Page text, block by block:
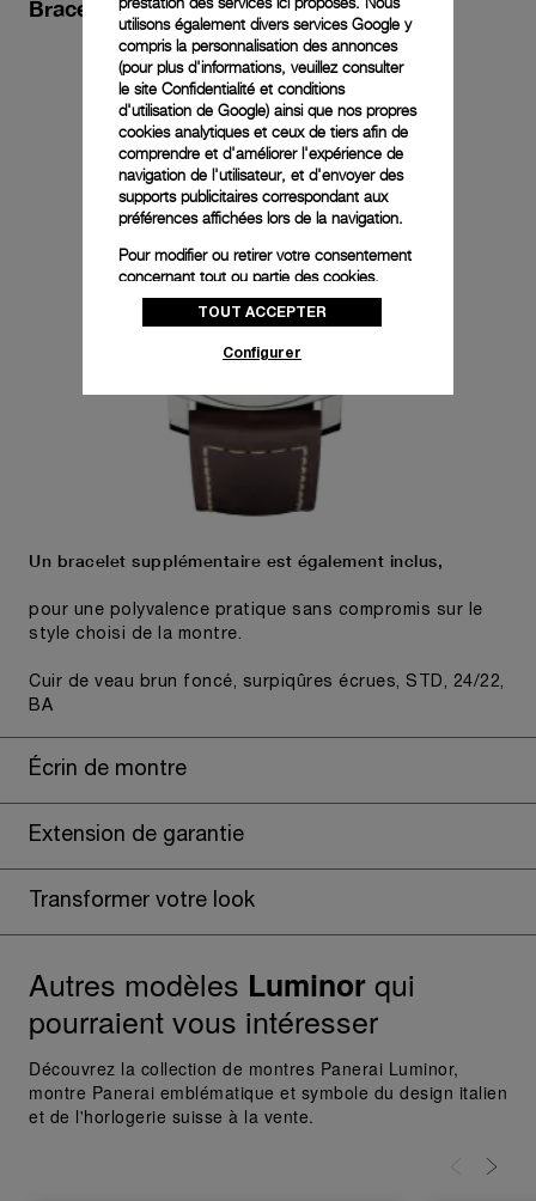
Bracelet supplémentaire inclus
Un bracelet supplémentaire est également inclus,
pour une polyvalence pratique sans compromis sur le
style choisi de la montre.
Cuir de veau brun foncé, surpiqûres écrues, STD, 24/22,
BA
Écrin de montre
Extension de garantie
Transformer votre look
Autres modèles Luminorqui
pourraient vous intéresser
Découvrez la collection de montres Panerai Luminor,
montre Panerai emblématique et symbole du design italien
et de l'horlogerie suisse à la vente.
utilisons également divers services Google y
compris la personnalisation des annonces
(pour plus d'informations, veuillez consulter
le site Confidentialité et conditions
d'utilisation de Google) ainsi que nos propres
cookies analytiques et ceux de tiers afin de
comprendre et d'améliorer l'expérience de
navigation de l'utilisateur, et d'envoyer des
supports publicitaires correspondant aux
préférences affichées lors de la navigation.
Pour modifier ou retirer votre consentement
concernant tout ou partie des cookies,
cliquez sur « Configurer » ou consultez notre
politique des cookiespour obtenir plus
donnez votre consentement pour l’utilisation
des cookies susmentionnés
En cliquant sur « Tout refuser », vous
donnez votre consentement uniquement
pour l’utilisation des cookies techniques.
TOUT ACCEPTER
Configurer